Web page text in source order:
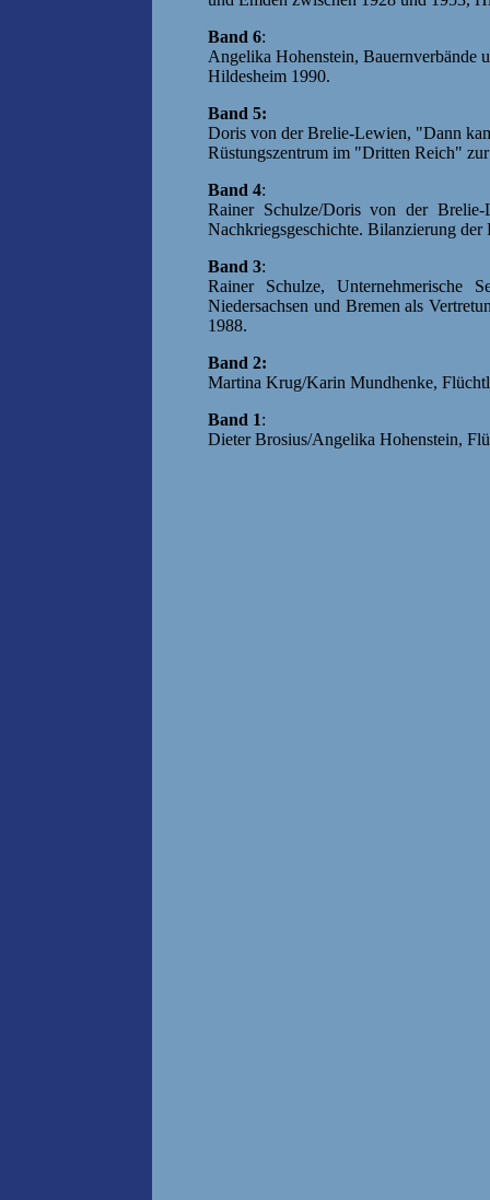
Band 6:
Angelika Hohenstein, Bauernverbände
Hildesheim 1990.
Band 5:
Doris von der Brelie-Lewien, "Dann
Rüstungszentrum im "Dritten Reich"
Band 4:
Rainer Schulze/Doris von der
Nachkriegsgeschichte. Bilanzierung
Band 3:
Rainer Schulze, Unternehmerische
Niedersachsen und Bremen als
1988.
Band 2:
Martina Krug/Karin Mundhenke,
Band 1:
Dieter Brosius/Angelika Hohenstein,